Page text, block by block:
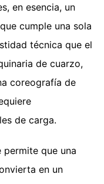
en esencia, un
cumple una sola
técnica que el
de cuarzo,
coreografía de
de carga.
que una
en un